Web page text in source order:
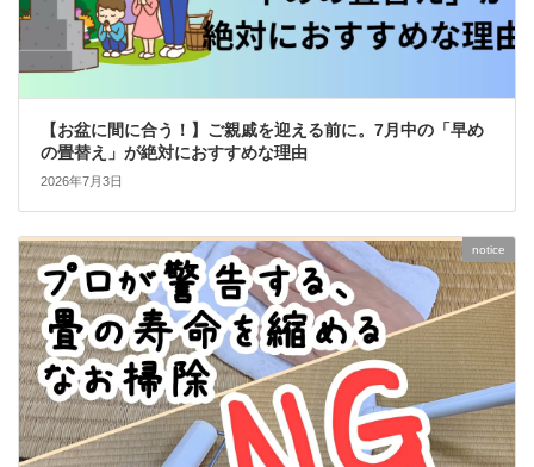
【お盆に間に合う！】ご親戚を迎える前に。7月中の「早め
の畳替え」が絶対におすすめな理由
2026年7月3日
notice